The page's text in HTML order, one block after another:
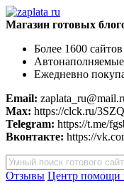
Магазин готовых
Более 1600
Ежедневно
Email:
Max: https://clck.ru/
Telegram: https://t.me/
Вконтакте: https://
Поиск
товаров
Отзывы Центр помощи